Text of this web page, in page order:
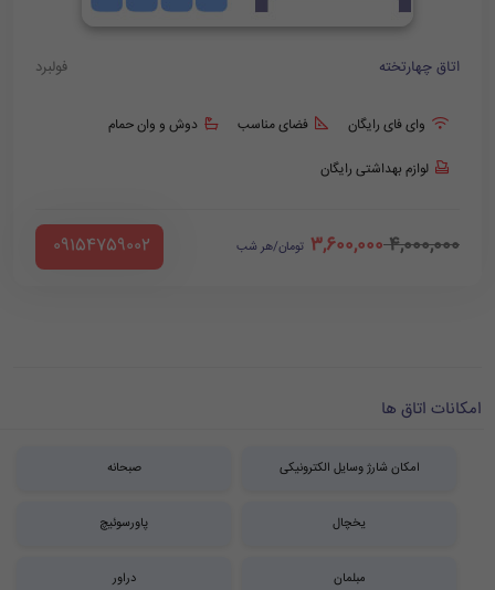
اتاق چهارتخته فولبرد
وای فای رایگان فضای مناسب دوش و وان حمام
لوازم بهداشتی رایگان
4,000,000
3,600,000 تومان/هر شب ‪ 09154759002
امکانات اتاق ها
امکان شارژ وسایل الکترونیکی صبحانه
یخچال پاورسوئیچ
مبلمان دراور